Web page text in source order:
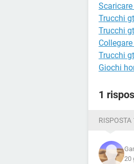
Trucchi
Trucchi
Trucchi
Giochi
1
RISPOSTA
20